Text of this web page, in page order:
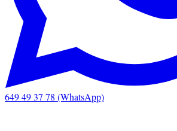
649 49 37 78 (WhatsApp)